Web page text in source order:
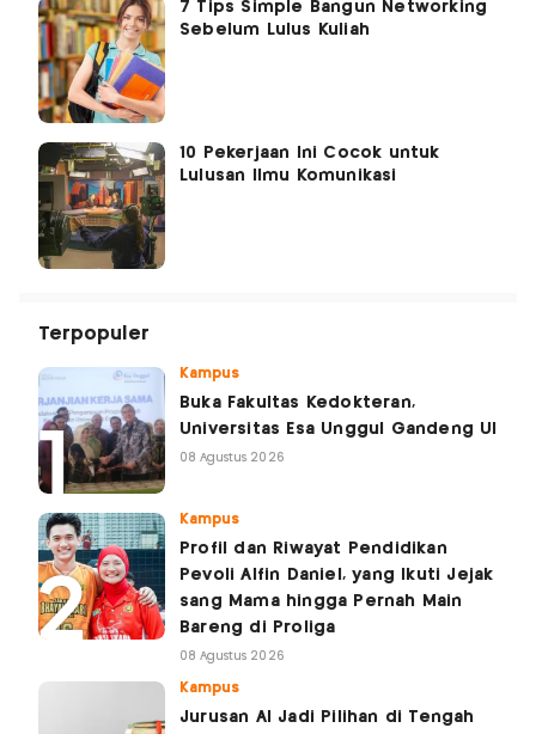
7 Tips Simple Bangun Networking
Sebelum Lulus Kuliah
10 Pekerjaan Ini Cocok untuk
Lulusan Ilmu Komunikasi
Terpopuler
Kampus
Buka Fakultas Kedokteran,
Universitas Esa Unggul Gandeng UI
08 Agustus 2026
Kampus
Profil dan Riwayat Pendidikan
Pevoli Alfin Daniel, yang Ikuti Jejak
sang Mama hingga Pernah Main
Bareng di Proliga
08 Agustus 2026
Kampus
Jurusan AI Jadi Pilihan di Tengah